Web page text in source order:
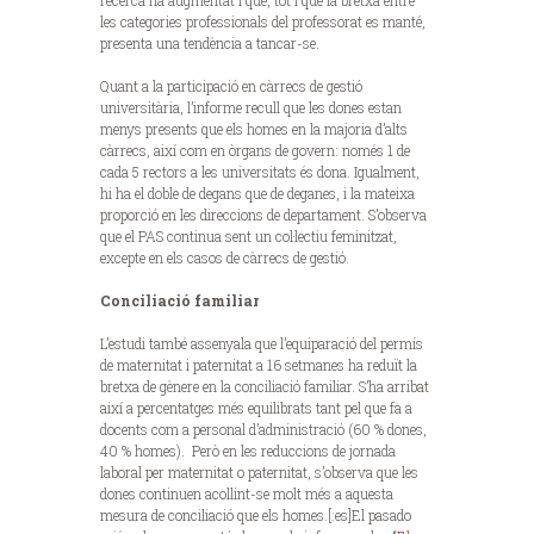
les categories professionals del professorat es manté,
presenta una tendència a tancar-se.
Quant a la participació en càrrecs de gestió
universitària, l’informe recull que les dones estan
menys presents que els homes en la majoria d’alts
càrrecs, així com en òrgans de govern: només 1 de
cada 5 rectors a les universitats és dona. Igualment,
hi ha el doble de degans que de deganes, i la mateixa
proporció en les direccions de departament. S’observa
que el PAS continua sent un col·lectiu feminitzat,
excepte en els casos de càrrecs de gestió.
Conciliació familiar
L’estudi també assenyala que l’equiparació del permís
de maternitat i paternitat a 16 setmanes ha reduït la
bretxa de gènere en la conciliació familiar. S’ha arribat
així a percentatges més equilibrats tant pel que fa a
docents com a personal d’administració (60 % dones,
40 % homes). Però en les reduccions de jornada
laboral per maternitat o paternitat, s’observa que les
dones continuen acollint-se molt més a aquesta
mesura de conciliació que els homes.[:es]El pasado